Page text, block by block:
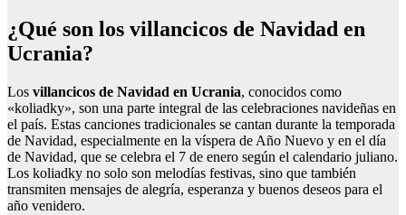
¿Qué son los villancicos de Navidad en
Ucrania?
Los villancicos de Navidad en Ucrania, conocidos como
«koliadky», son una parte integral de las celebraciones navideñas en
el país. Estas canciones tradicionales se cantan durante la temporada
de Navidad, especialmente en la víspera de Año Nuevo y en el día
de Navidad, que se celebra el 7 de enero según el calendario juliano.
Los koliadky no solo son melodías festivas, sino que también
transmiten mensajes de alegría, esperanza y buenos deseos para el
año venidero.